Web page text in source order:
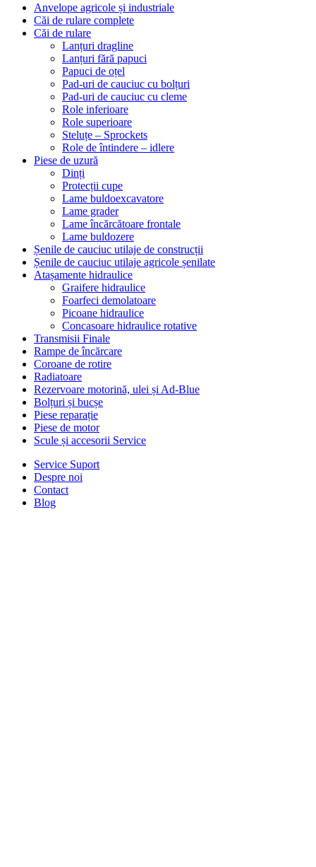
Anvelope agricole și industriale
Căi de rulare complete
Căi de rulare
Lanțuri dragline
Lanțuri fără papuci
Papuci de oțel
Pad-uri de cauciuc cu bolțuri
Pad-uri de cauciuc cu cleme
Role inferioare
Role superioare
Steluțe – Sprockets
Role de întindere – idlere
Piese de uzură
Dinți
Protecții cupe
Lame buldoexcavatore
Lame grader
Lame încărcătoare frontale
Lame buldozere
Șenile de cauciuc utilaje de construcții
Șenile de cauciuc utilaje agricole șenilate
Atașamente hidraulice
Graifere hidraulice
Foarfeci demolatoare
Picoane hidraulice
Concasoare hidraulice rotative
Transmisii Finale
Rampe de încărcare
Coroane de rotire
Radiatoare
Rezervoare motorină, ulei și Ad-Blue
Bolțuri și bucșe
Piese reparație
Piese de motor
Scule și accesorii Service
Service Suport
Despre noi
Contact
Blog